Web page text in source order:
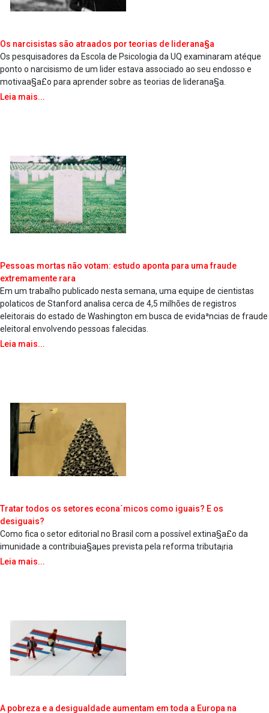
Os narcisistas são atraa­dos por teorias de liderana§a
Os pesquisadores da Escola de Psicologia da UQ examinaram atéque
ponto o narcisismo de um lider estava associado ao seu endosso e
motivaa§a£o para aprender sobre as teorias de liderana§a.
Leia mais...
Pessoas mortas não votam: estudo aponta para uma fraude
extremamente rara
Em um trabalho publicado nesta semana, uma equipe de cientistas
pola­ticos de Stanford analisa cerca de 4,5 milhões de registros
eleitorais do estado de Washington em busca de evidaªncias de fraude
eleitoral envolvendo pessoas falecidas.
Leia mais...
Tratar todos os setores econa´micos como iguais? E os
desiguais?
Como fica o setor editorial no Brasil com a possí­vel extina§a£o da
imunidade a contribuia§aµes prevista pela reforma tributa¡ria
Leia mais...
A pobreza e a desigualdade aumentam em toda a Europa na